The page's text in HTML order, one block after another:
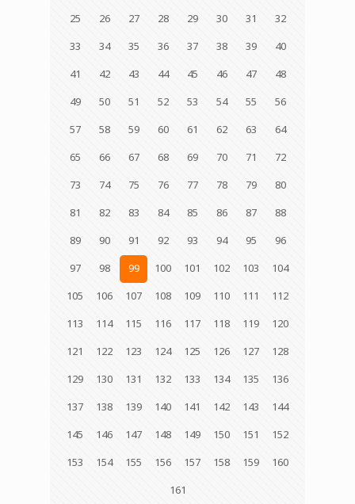
25
26 27 28 29 30 31
32
33
34 35 36 37 38 39
40
41
42 43 44 45 46 47
48
49
50 51 52 53 54 55
56
57
58 59 60 61 62 63
64
65
66 67 68 69 70 71
72
73
74 75 76 77 78 79
80
81
82 83 84 85 86 87
88
89
90 91 92 93 94 95
96
97
98 99 100 101 102 103
104
105
106 107 108 109 110 111
112
113
114 115 116 117 118 119
120
121
122 123 124 125 126 127
128
129
130 131 132 133 134 135
136
137
138 139 140 141 142 143
144
145
146 147 148 149 150 151
152
153
154 155 156 157 158 159
160
161